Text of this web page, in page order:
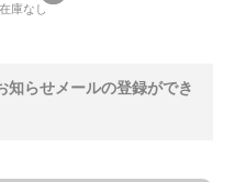
在庫なし
知らせメールの登録ができ